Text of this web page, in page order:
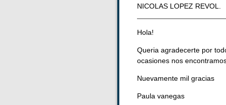
NICOLAS LOPEZ REVOL.
Hola!
Queria agradecerte por
ocasiones nos
Nuevamente mil gracias
Paula vanegas